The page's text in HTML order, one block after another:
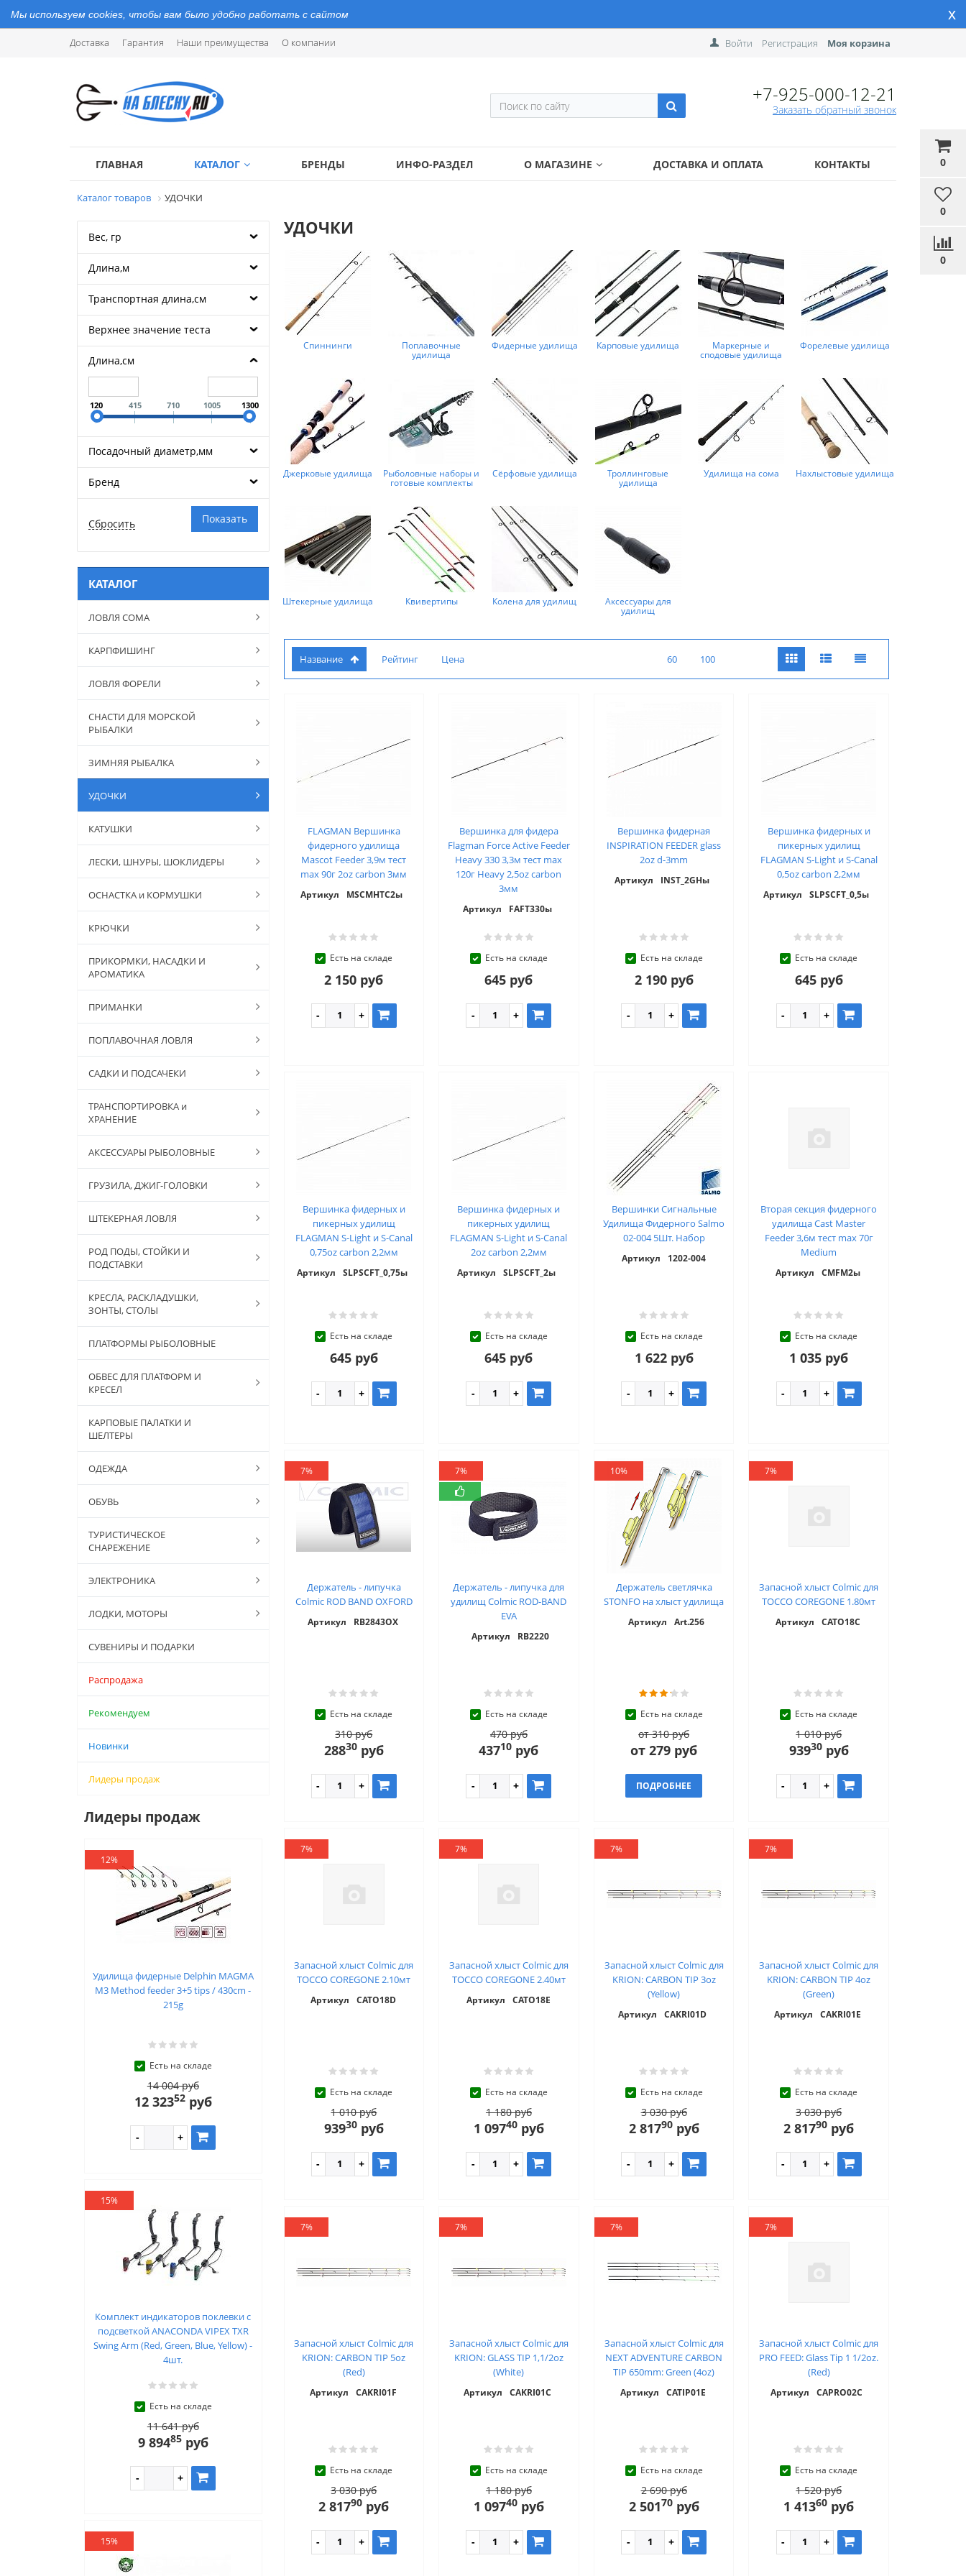
Мы используем cookies, чтобы вам было удобно работать с сайтом x
Доставка Гарантия Наши преимущества О компании
0
0
0
Войти Регистрация Моя корзина
+7-925-000-12-21
Заказать обратный звонок
ГЛАВНАЯ КАТАЛОГ БРЕНДЫ ИНФО-РАЗДЕЛ О МАГАЗИНЕ ДОСТАВКА И ОПЛАТА КОНТАКТЫ
Каталог товаров УДОЧКИ
Вес, гр
Длина,м
Транспортная длина,см
Верхнее значение теста
Длина,см
120 415 710 1005 1300
Посадочный диаметр,мм
Бренд
КАТАЛОГ
ЛОВЛЯ СОМА
КАРПФИШИНГ
ЛОВЛЯ ФОРЕЛИ
СНАСТИ ДЛЯ МОРСКОЙ
РЫБАЛКИ
ЗИМНЯЯ РЫБАЛКА
УДОЧКИ
КАТУШКИ
ЛЕСКИ, ШНУРЫ, ШОКЛИДЕРЫ
ОСНАСТКА и КОРМУШКИ
КРЮЧКИ
ПРИКОРМКИ, НАСАДКИ И
АРОМАТИКА
ПРИМАНКИ
ПОПЛАВОЧНАЯ ЛОВЛЯ
САДКИ И ПОДСАЧЕКИ
ТРАНСПОРТИРОВКА и
ХРАНЕНИЕ
АКСЕССУАРЫ РЫБОЛОВНЫЕ
ГРУЗИЛА, ДЖИГ-ГОЛОВКИ
ШТЕКЕРНАЯ ЛОВЛЯ
РОД ПОДЫ, СТОЙКИ И
ПОДСТАВКИ
КРЕСЛА, РАСКЛАДУШКИ,
ЗОНТЫ, СТОЛЫ
ПЛАТФОРМЫ РЫБОЛОВНЫЕ
ОБВЕС ДЛЯ ПЛАТФОРМ И
КРЕСЕЛ
КАРПОВЫЕ ПАЛАТКИ И
ШЕЛТЕРЫ
ОДЕЖДА
ОБУВЬ
ТУРИСТИЧЕСКОЕ
СНАРЕЖЕНИЕ
ЭЛЕКТРОНИКА
ЛОДКИ, МОТОРЫ
СУВЕНИРЫ И ПОДАРКИ
Распродажа
Рекомендуем
Новинки
Лидеры продаж
Лидеры продаж
12%
Удилища фидерные Delphin MAGMA
M3 Method feeder 3+5 tips / 430cm -
215g
Есть на складе
14 004 руб
12 32352руб
15%
Комплект индикаторов поклевки с
подсветкой ANACONDA VIPEX TXR
Swing Arm (Red, Green, Blue, Yellow) -
4шт.
Есть на складе
11 641 руб
9 89485руб
15%
УДОЧКИ
Спиннинги Поплавочные
удилища
Фидерные удилища Карповые удилища Маркерные и
сподовые удилища
Форелевые удилища
Джерковые удилища Рыболовные наборы и
готовые комплекты
Сёрфовые удилища Троллинговые
удилища
Удилища на сома Нахлыстовые удилища
Штекерные удилища Квивертипы Колена для удилищ Аксессуары для
удилищ
Название Рейтинг Цена 60 100
FLAGMAN Вершинка
фидерного удилища
Mascot Feeder 3,9м тест
max 90г 2oz carbon 3мм
Артикул MSCMHTC2ы
Есть на складе
2 150 руб
Вершинка для фидера
Flagman Force Active Feeder
Heavy 330 3,3м тест max
120г Heavy 2,5oz carbon
3мм
Артикул FAFT330ы
Есть на складе
645 руб
Вершинка фидерная
INSPIRATION FEEDER glass
2oz d-3mm
Артикул INST_2GHы
Есть на складе
2 190 руб
Вершинка фидерных и
пикерных удилищ
FLAGMAN S-Light и S-Canal
0,5oz carbon 2,2мм
Артикул SLPSCFT_0,5ы
Есть на складе
645 руб
Вершинка фидерных и
пикерных удилищ
FLAGMAN S-Light и S-Canal
0,75oz carbon 2,2мм
Артикул SLPSCFT_0,75ы
Есть на складе
645 руб
Вершинка фидерных и
пикерных удилищ
FLAGMAN S-Light и S-Canal
2oz carbon 2,2мм
Артикул SLPSCFT_2ы
Есть на складе
645 руб
Вершинки Сигнальные
Удилища Фидерного Salmo
02-004 5Шт. Набор
Артикул 1202-004
Есть на складе
1 622 руб
Вторая секция фидерного
удилища Cast Master
Feeder 3,6м тест max 70г
Medium
Артикул CMFM2ы
Есть на складе
1 035 руб
7%
Держатель - липучка
Colmic ROD BAND OXFORD
Артикул RB2843OX
Есть на складе
310 руб
28830руб
7%
Держатель - липучка для
удилищ Colmic ROD-BAND
EVA
Артикул RB2220
Есть на складе
470 руб
43710 руб
10%
Держатель светлячка
STONFO на хлыст удилища
Артикул Art.256
Есть на складе
от 310 руб
от 279 руб
ПОДРОБНЕЕ
7%
Запасной хлыст Colmic для
TOCCO COREGONE 1.80мт
Артикул CATO18C
Есть на складе
1 010 руб
93930руб
7%
Запасной хлыст Colmic для
TOCCO COREGONE 2.10мт
Артикул CATO18D
Есть на складе
1 010 руб
93930руб
7%
Запасной хлыст Colmic для
TOCCO COREGONE 2.40мт
Артикул CATO18E
Есть на складе
1 180 руб
1 09740руб
7%
Запасной хлыст Colmic для
KRION: CARBON TIP 3oz
(Yellow)
Артикул CAKRI01D
Есть на складе
3 030 руб
2 81790руб
7%
Запасной хлыст Colmic для
KRION: CARBON TIP 4oz
(Green)
Артикул CAKRI01E
Есть на складе
3 030 руб
2 81790 руб
7%
Запасной хлыст Colmic для
KRION: CARBON TIP 5oz
(Red)
Артикул CAKRI01F
Есть на складе
3 030 руб
2 81790 руб
7%
Запасной хлыст Colmic для
KRION: GLASS TIP 1,1/2oz
(White)
Артикул CAKRI01C
Есть на складе
1 180 руб
1 09740руб
7%
Запасной хлыст Colmic для
NEXT ADVENTURE CARBON
TIP 650mm: Green (4oz)
Артикул CATIP01E
Есть на складе
2 690 руб
2 50170руб
7%
Запасной хлыст Colmic для
PRO FEED: Glass Tip 1 1/2oz.
(Red)
Артикул CAPRO02С
Есть на складе
1 520 руб
1 41360 руб